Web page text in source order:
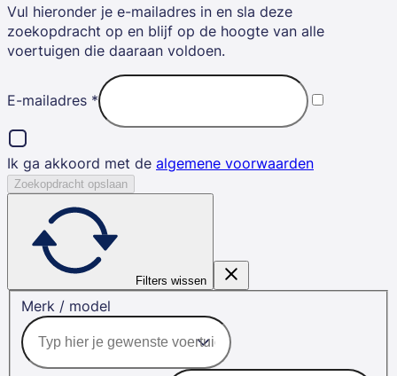
Vul hieronder je e-mailadres in en sla deze
zoekopdracht op en blijf op de hoogte van alle
voertuigen die daaraan voldoen.
E-mailadres *
Ik ga akkoord met de algemene voorwaarden
Zoekopdracht opslaan
Filters wissen
Merk / model